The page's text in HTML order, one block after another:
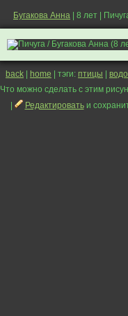
Бугакова Анна | 8 лет |
back home | тэги: птицы
Что можно сделать с этим
Редактироватьи